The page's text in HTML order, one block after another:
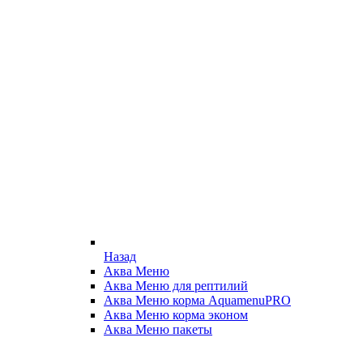
Назад
Аква Меню
Аква Меню для рептилий
Аква Меню корма AquamenuPRO
Аква Меню корма эконом
Аква Меню пакеты